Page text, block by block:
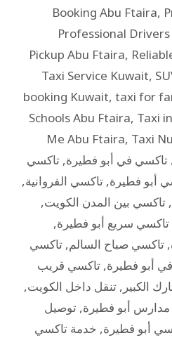
Booking Abu Ftaira,
Professional
Pickup Abu Ftaira,
Taxi Service Kuwait,
booking Kuwait, taxi for
Schools Abu Ftaira, Taxi
Me Abu Ftaira, Taxi
في أبو فطيرة, تاكسي
أبو فطيرة, تاكسي الفروانية,
, تاكسي بين المدن الكويت,
تاكسي سريع أبو فطيرة,
, تاكسي صباح السالم, تاكسي
أبو فطيرة, تاكسي قريب
الكبير , تنقل داخل الكويت,
أبو فطيرة, توصيل
أبو فطيرة, خدمة تاكسي